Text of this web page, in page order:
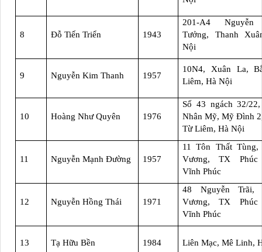
8 Đỗ Tiến Triển 1943
201-A4
Tưởng, Thanh
Nội
9 Nguyễn Kim Thanh 1957
10N4, Xuân La,
Liêm, Hà Nội
10 Hoàng Như Quyên 1976
Số 43 ngách 32/
Nhân Mỹ, Mỹ Đình
Từ Liêm, Hà Nội
11 Nguyễn Mạnh Đường 1957
11 Tôn Thất Tùng,
Vương, TX Phúc
Vĩnh Phúc
12 Nguyễn Hồng Thái 1971
48 Nguyễn Trãi,
Vương, TX Phúc
Vĩnh Phúc
13 Tạ Hữu Bền 1984 Liên Mạc, Mê Linh,